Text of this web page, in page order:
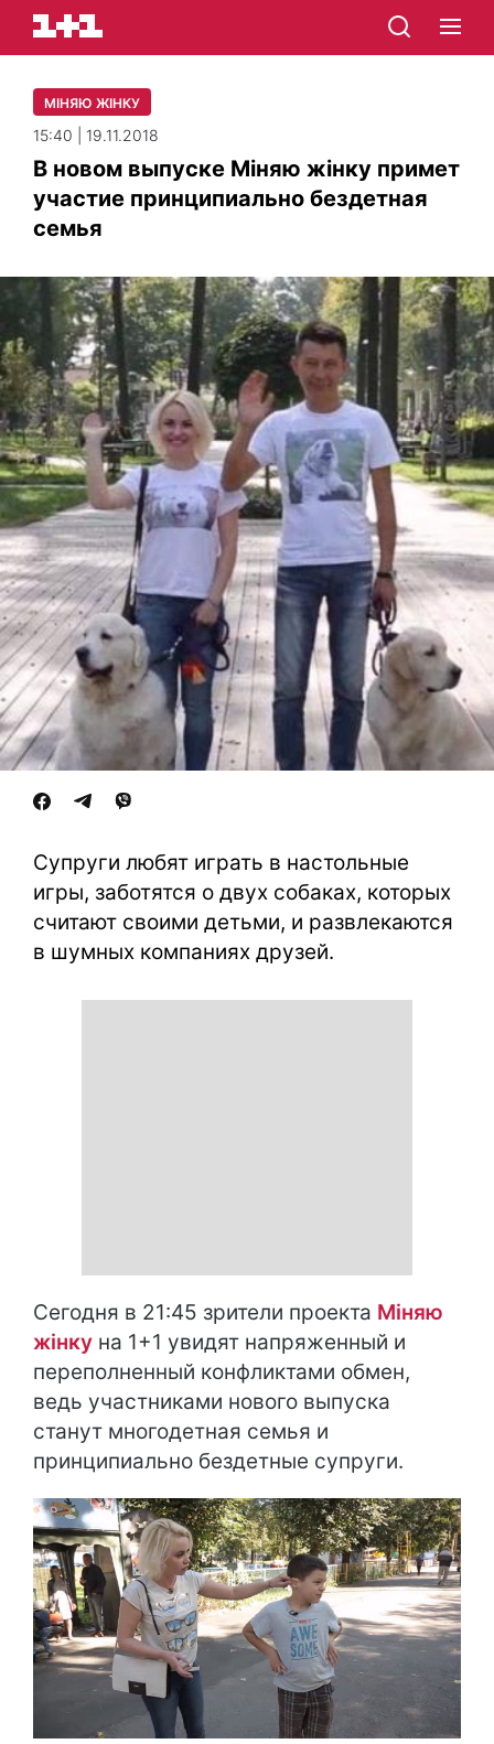
МІНЯЮ ЖІНКУ
15:40 | 19.11.2018
В новом выпуске Міняю жінку примет
участие принципиально бездетная
семья
Супруги любят играть в настольные
игры, заботятся о двух собаках, которых
считают своими детьми, и развлекаются
в шумных компаниях друзей.
Сегодня в 21:45 зрители проекта Міняю
жінку на 1+1 увидят напряженный и
переполненный конфликтами обмен,
ведь участниками нового выпуска
станут многодетная семья и
принципиально бездетные супруги.